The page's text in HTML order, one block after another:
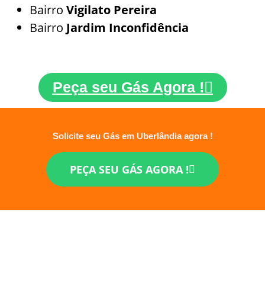
Bairro Vigilato Pereira
Bairro Jardim Inconfidência
Peça seu Gás Agora !
Solicite seu Gás em Uberlândia agora !
PEÇA SEU GÁS AGORA !